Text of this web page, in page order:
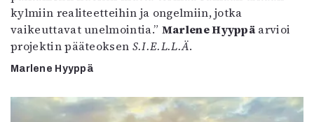
kylmiin realiteetteihin ja ongelmiin, jotka
vaikeuttavat unelmointia.” Marlene Hyyppä arvioi
projektin pääteoksen S.I.E.L.L.Ä.
Marlene Hyyppä